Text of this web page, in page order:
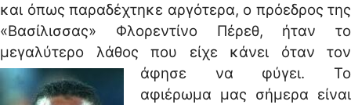
και όπως παραδέχτηκε αργότερα, ο πρόεδρος της
«Βασίλισσας» Φλορεντίνο Πέρεθ, ήταν το
μεγαλύτερο λάθος που είχε κάνει όταν τον
άφησε να φύγει. Το
αφιέρωμα μας σήμερα είναι